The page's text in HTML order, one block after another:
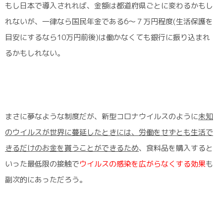
もし日本で導入されれば、金額は都道府県ごとに変わるかもし
れないが、一律なら国民年金である6〜７万円程度(生活保護を
目安にするなら10万円前後)は働かなくても銀行に振り込まれ
るかもしれない。
まさに夢なような制度だが、新型コロナウイルスのように未知
のウイルスが世界に蔓延したときには、労働をせずとも生活で
きるだけのお金を貰うことができるため、食料品を購入すると
いった最低限の接触でウイルスの感染を広がらなくする効果も
副次的にあっただろう。